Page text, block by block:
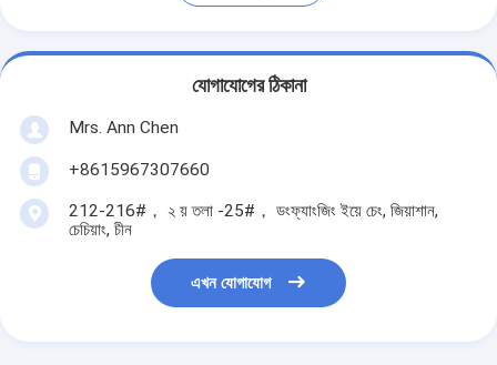
যোগাযোগের ঠিকানা
Mrs. Ann Chen
+8615967307660
212-216#， ২ য় তলা -25#， ডংফ্যাংজিং ইয়ে চেং, জিয়াশান,
চেচিয়াং, চীন
এখন যোগাযোগ